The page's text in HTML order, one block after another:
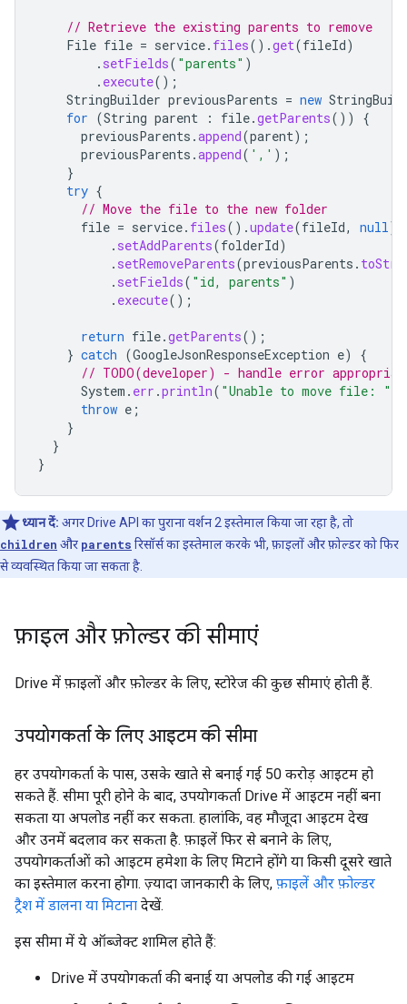
// Retrieve the existing parents to remove
File file = service. files().get(fileId)
. setFields( "parents" )
. execute();
StringBuilder previousParents = new
for (String parent : file.getParents())
{
previousParents .append(parent);
previousParents .append( ',' );
}
try {
// Move the file to the new folder
file = service. files().update(fileId, null)
. setAddParents(folderId)
. setRemoveParents(previousParents .
. setFields( "id, parents" )
. execute();
return file.getParents();
} catch (GoogleJsonResponseException e)
{
// TODO(developer) - handle error
System . err .println( "Unable to move file: "
throw e ;
}
}
}
ध्यान दें: अगर Drive API का पुराना वर्शन 2 इस्तेमाल किया जा रहा है, तो
children और parents रिसॉर्स का इस्तेमाल करके भी, फ़ाइलों और फ़ोल्डर को फिर
से व्यवस्थित किया जा सकता है.
फ़ाइल और फ़ोल्डर की सीमाएं
Drive में फ़ाइलों और फ़ोल्डर के लिए, स्टोरेज की कुछ सीमाएं होती हैं.
उपयोगकर्ता के लिए आइटम की सीमा
हर उपयोगकर्ता के पास, उसके खाते से बनाई गई 50 करोड़ आइटम हो
सकते हैं. सीमा पूरी होने के बाद, उपयोगकर्ता Drive में आइटम नहीं बना
सकता या अपलोड नहीं कर सकता. हालांकि, वह मौजूदा आइटम देख
और उनमें बदलाव कर सकता है. फ़ाइलें फिर से बनाने के लिए,
उपयोगकर्ताओं को आइटम हमेशा के लिए मिटाने होंगे या किसी दूसरे खाते
का इस्तेमाल करना होगा. ज़्यादा जानकारी के लिए, फ़ाइलें और फ़ोल्डर
ट्रैश में डालना या मिटाना देखें.
इस सीमा में ये ऑब्जेक्ट शामिल होते हैं:
Drive में उपयोगकर्ता की बनाई या अपलोड की गई आइटम